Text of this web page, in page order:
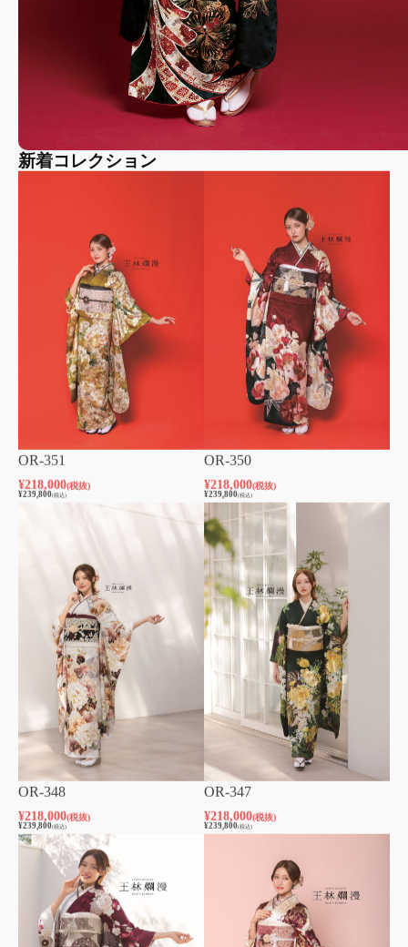
新着コレクション
OR-351
¥218,000(税抜)
¥239,800(税込)
OR-350
¥218,000(税抜)
¥239,800(税込)
OR-348
¥218,000(税抜)
¥239,800(税込)
OR-347
¥218,000(税抜)
¥239,800(税込)